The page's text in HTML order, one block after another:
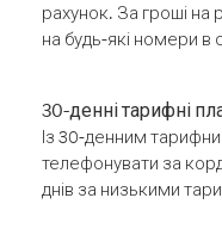
рахунок. За гроші на
на будь-які номери в
30-денні тарифні
Із 30-денним
телефонувати за
днів за низькими